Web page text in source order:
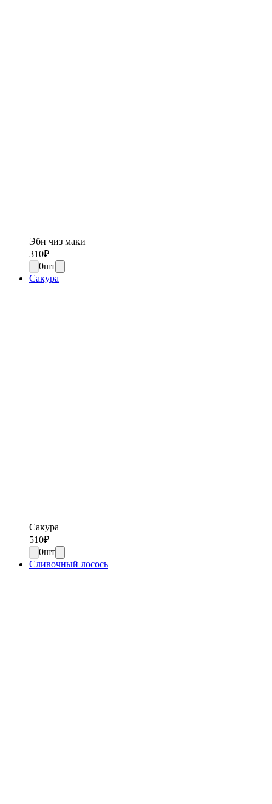
Эби чиз маки
310₽
0шт
Сакура
Сакура
510₽
0шт
Сливочный лосось